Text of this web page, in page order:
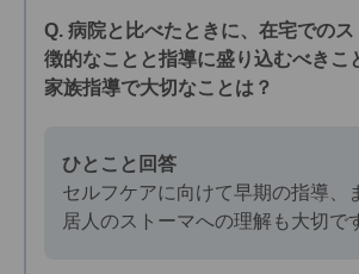
Q. 病院と比べたときに、在宅での
徴的なことと指導に盛り込むべきこ
家族指導で大切なことは？
ひとこと回答
セルフケアに向けて早期の指導、
居人のストーマへの理解も大切で